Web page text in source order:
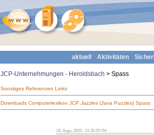
aktuell Aktivitäten
JCP-Unternehmungen - Heroldsbach > Spass
Sonstiges Referenzen Links
Downloads Computerlexikon JCP Jazzles (Java Puzzles) Spass
05. Augu. 2003 - 01:35:29 VM